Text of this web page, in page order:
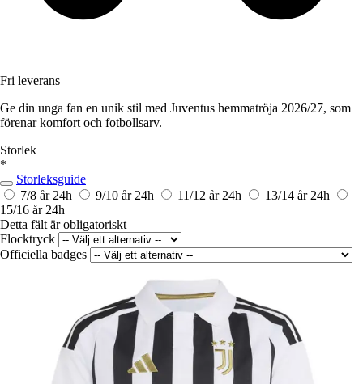
Fri leverans
Ge din unga fan en unik stil med Juventus hemmatröja 2026/27, som
förenar komfort och fotbollsarv.
Storlek
*
Storleksguide
7/8 år 24h 9/10 år 24h 11/12 år 24h 13/14 år 24h
15/16 år 24h
Detta fält är obligatoriskt
Flocktryck
Officiella badges